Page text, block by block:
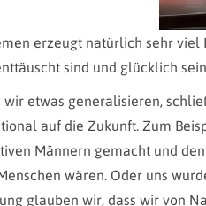
erzeugt natürlich sehr
sind und glücklich
wir etwas generalisieren,
auf die Zukunft. Zum
Männern gemacht und
wären. Oder uns
glauben wir, dass wir von